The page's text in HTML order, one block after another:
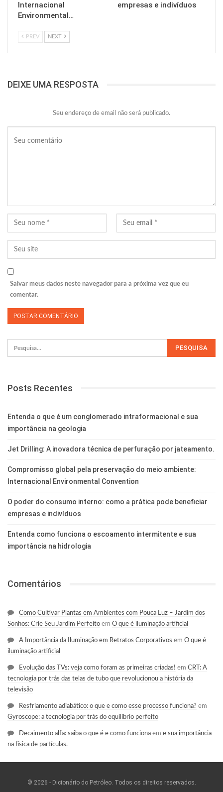
Internacional
Environmental…
empresas e indivíduos
PREV NEXT
DEIXE UMA RESPOSTA
Seu endereço de email não será publicado.
Salvar meus dados neste navegador para a próxima vez que eu
comentar.
Posts Recentes
Entenda o que é um conglomerado intraformacional e sua
importância na geologia
Jet Drilling: A inovadora técnica de perfuração por jateamento.
Compromisso global pela preservação do meio ambiente:
Internacional Environmental Convention
O poder do consumo interno: como a prática pode beneficiar
empresas e indivíduos
Entenda como funciona o escoamento intermitente e sua
importância na hidrologia
Comentários
Como Cultivar Plantas em Ambientes com Pouca Luz – Jardim dos
Sonhos: Crie Seu Jardim Perfeito em O que é iluminação artificial
A Importância da Iluminação em Retratos Corporativos em O que é
iluminação artificial
Evolução das TVs: veja como foram as primeiras criadas! em CRT: A
tecnologia por trás das telas de tubo que revolucionou a história da
televisão
Resfriamento adiabático: o que e como esse processo funciona? em
Gyroscope: a tecnologia por trás do equilíbrio perfeito
Decaimento alfa: saiba o que é e como funciona em e sua importância
na física de partículas.
© 2026 - Dicionário do Petróleo. Todos os direitos reservados.